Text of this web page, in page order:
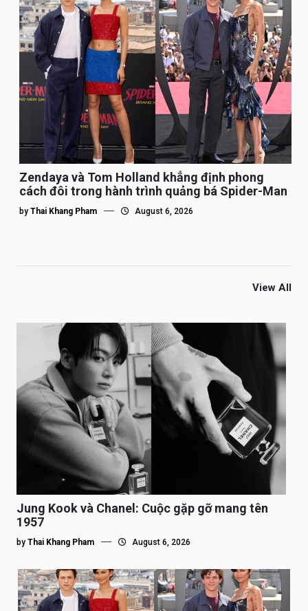
Zendaya và Tom Holland khẳng định phong
cách đôi trong hành trình quảng bá Spider-Man
by Thai Khang Pham August 6, 2026
View All
Jung Kook và Chanel: Cuộc gặp gỡ mang tên
1957
by Thai Khang Pham August 6, 2026